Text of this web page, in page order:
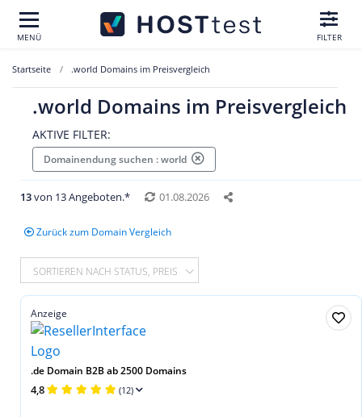
MENÜ FILTER
Startseite .world Domains im Preisvergleich
.world Domains im Preisvergleich
AKTIVE FILTER:
Domainendung suchen : world
13von 13 Angeboten.* 01.08.2026
Zurück zum Domain Vergleich
SORTIEREN NACH STATUS, PREIS
Anzeige
.de Domain B2B ab 2500 Domains
4,8 (12)